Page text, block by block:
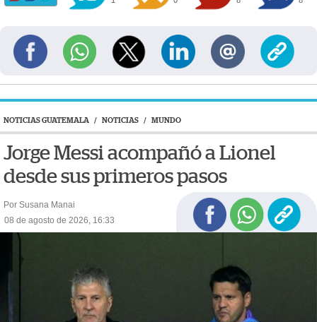
NOTICIAS GUATEMALA / NOTICIAS / MUNDO
Jorge Messi acompañó a Lionel
desde sus primeros pasos
Por Susana Manai
08 de agosto de 2026, 16:33